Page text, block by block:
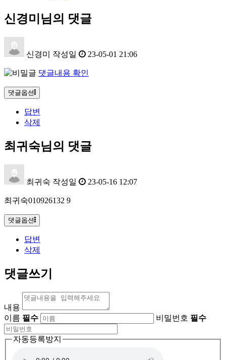
신경미님의 댓글
신경미 작성일 23-05-01 21:06
댓글내용 확인
댓글옵션
답변
삭제
최귀숙님의 댓글
최귀숙 작성일 23-05-16 12:07
최귀숙010926132 9
댓글옵션
답변
삭제
댓글쓰기
내용
이름 필수 비밀번호 필수
자동등록방지